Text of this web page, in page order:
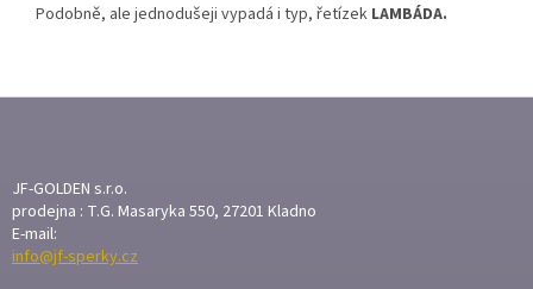
Podobně, ale jednodušeji vypadá i typ, řetízek LAMBÁDA.
A
T
JF-GOLDEN s.r.o.
prodejna : T.G. Masaryka 550, 27201 Kladno
E-mail:
info@jf-sperky.cz